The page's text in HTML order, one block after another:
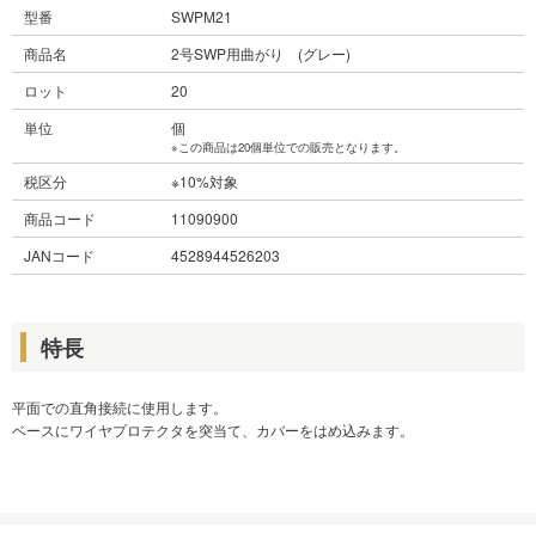
型番
SWPM21
商品名
2号SWP用曲がり (グレー)
ロット
20
単位
個
※この商品は20個単位での販売となります。
税区分
※10%対象
商品コード
11090900
JANコード
4528944526203
特長
平面での直角接続に使用します。
ベースにワイヤプロテクタを突当て、カバーをはめ込みます。